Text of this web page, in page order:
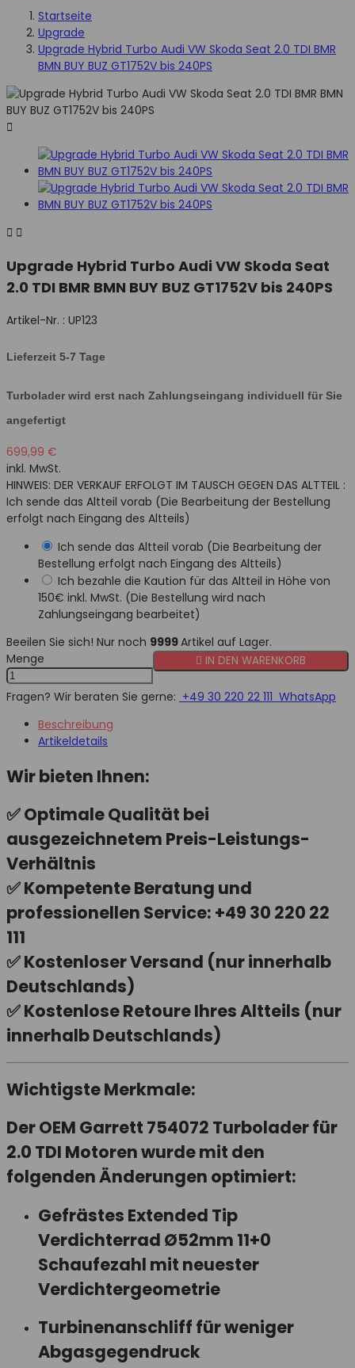
Startseite
Upgrade
Upgrade Hybrid Turbo Audi VW Skoda Seat 2.0 TDI BMR
BMN BUY BUZ GT1752V bis 240PS

 
Upgrade Hybrid Turbo Audi VW Skoda Seat
2.0 TDI BMR BMN BUY BUZ GT1752V bis 240PS
Artikel-Nr. : UP123
Lieferzeit 5-7 Tage
Turbolader wird erst nach Zahlungseingang individuell für Sie
angefertigt
699,99 €
inkl. MwSt.
HINWEIS: DER VERKAUF ERFOLGT IM TAUSCH GEGEN DAS ALTTEIL :
Ich sende das Altteil vorab (Die Bearbeitung der Bestellung
erfolgt nach Eingang des Altteils)
Ich sende das Altteil vorab (Die Bearbeitung der
Bestellung erfolgt nach Eingang des Altteils)
Ich bezahle die Kaution für das Altteil in Höhe von
150€ inkl. MwSt. (Die Bestellung wird nach
Zahlungseingang bearbeitet)
Beeilen Sie sich! Nur noch 9999Artikel auf Lager.
Menge
 IN DEN WARENKORB
Fragen? Wir beraten Sie gerne: +49 30 220 22 111 WhatsApp
Beschreibung
Artikeldetails
Wir bieten Ihnen:
✅ Optimale Qualität bei
ausgezeichnetem Preis-Leistungs-
Verhältnis
✅ Kompetente Beratung und
professionellen Service: +49 30 220 22
111
✅ Kostenloser Versand (nur innerhalb
Deutschlands)
✅ Kostenlose Retoure Ihres Altteils (nur
innerhalb Deutschlands)
Wichtigste Merkmale:
DerOEM Garrett 754072 Turboladerfür
2.0 TDI Motoren wurde mit den
folgenden Änderungen optimiert:
Gefrästes Extended Tip
Verdichterrad Ø52mm 11+0
Schaufezahl mit neuester
Verdichtergeometrie
Turbinenanschliff für weniger
Abgasgegendruck